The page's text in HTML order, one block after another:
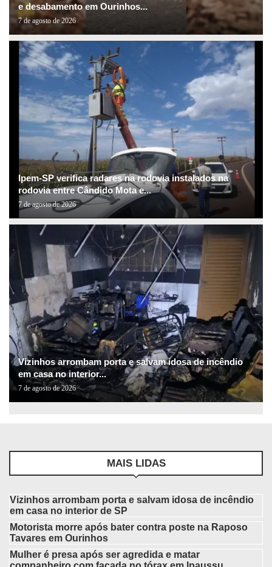
e desabamento em Ourinhos...
7 de agosto de 2026
Ipem-SP verifica radares na rodovia instalados na
rodovia entre Cândido Mota e...
7 de agosto de 2026
Vizinhos arrombam porta e salvam idosa de incêndio
em casa no interior...
7 de agosto de 2026
MAIS LIDAS
Vizinhos arrombam porta e salvam idosa de incêndio
em casa no interior de SP
Motorista morre após bater contra poste na Raposo
Tavares em Ourinhos
Mulher é presa após ser agredida e matar